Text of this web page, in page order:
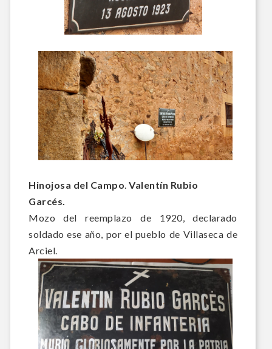
Hinojosa del Campo. Valentín Rubio
Garcés.
Mozo del reemplazo de 1920, declarado
soldado ese año, por el pueblo de Villaseca de
Arciel.